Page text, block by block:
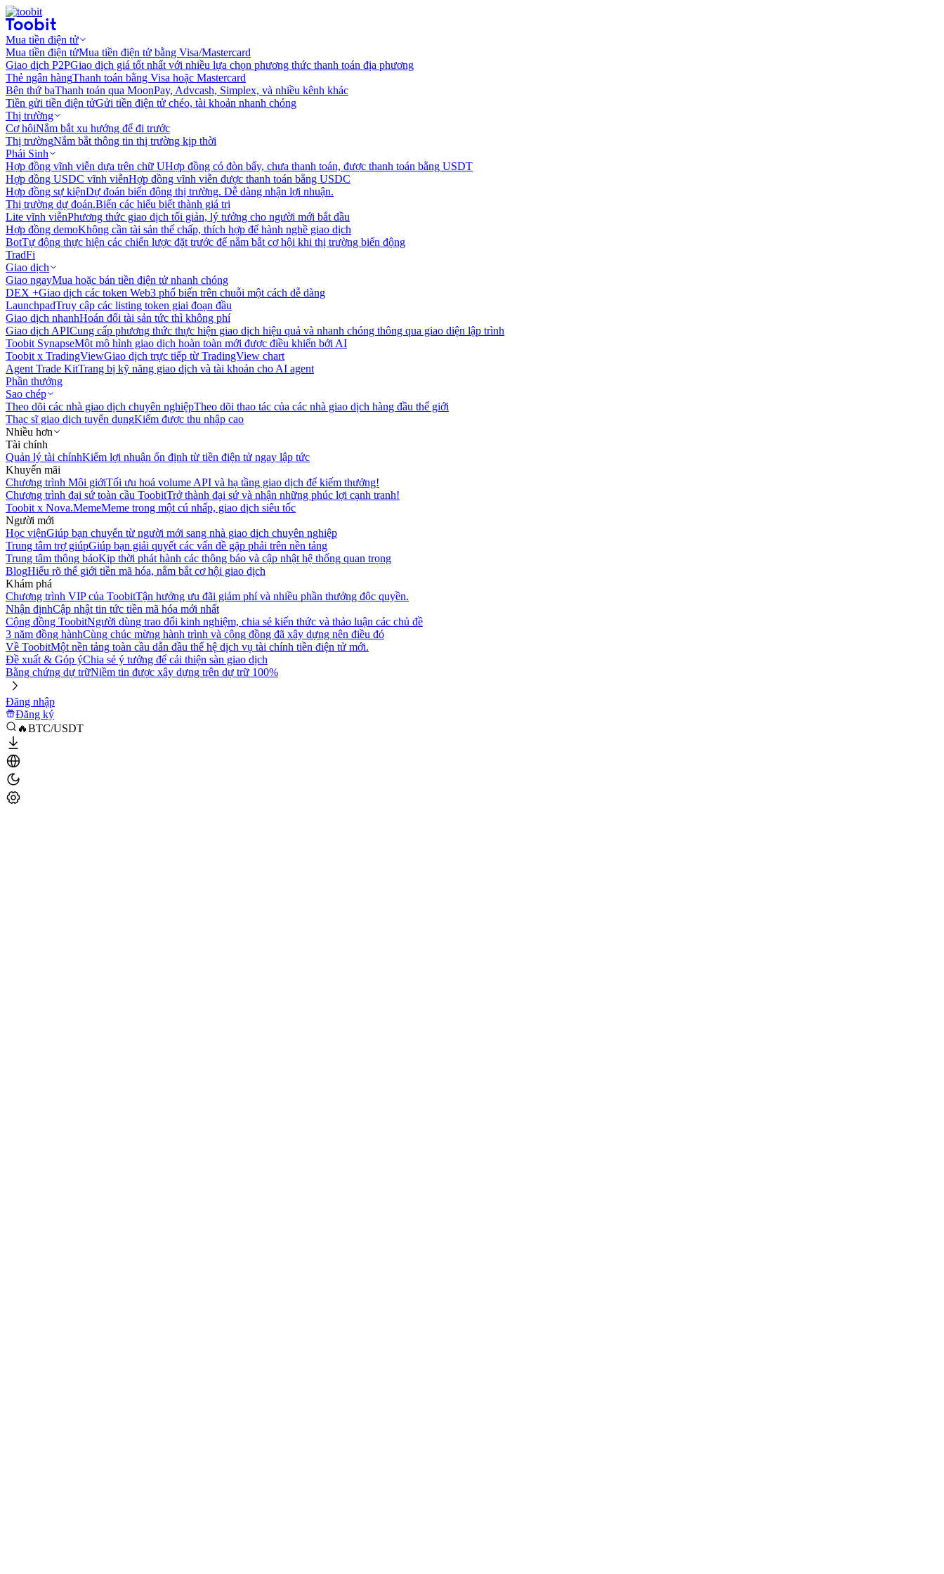
Mua tiền điện tử
Mua tiền điện tửMua tiền điện tử bằng Visa/Mastercard
Giao dịch P2PGiao dịch giá tốt nhất với nhiều lựa chọn phương thức thanh toán địa phương
Thẻ ngân hàngThanh toán bằng Visa hoặc Mastercard
Bên thứ baThanh toán qua MoonPay, Advcash, Simplex, và nhiều kênh khác
Tiền gửi tiền điện tửGửi tiền điện tử chéo, tài khoản nhanh chóng
Thị trường
Cơ hộiNắm bắt xu hướng để đi trước
Thị trườngNắm bắt thông tin thị trường kịp thời
Phái Sinh
Hợp đồng vĩnh viễn dựa trên chữ UHợp đồng có đòn bẩy, chưa thanh toán, được thanh toán bằng USDT
Hợp đồng USDC vĩnh viễnHợp đồng vĩnh viễn được thanh toán bằng USDC
Hợp đồng sự kiệnDự đoán biến động thị trường. Dễ dàng nhận lợi nhuận.
Thị trường dự đoán.Biến các hiểu biết thành giá trị
Lite vĩnh viễnPhương thức giao dịch tối giản, lý tưởng cho người mới bắt đầu
Hợp đồng demoKhông cần tài sản thế chấp, thích hợp để hành nghề giao dịch
BotTự động thực hiện các chiến lược đặt trước để nắm bắt cơ hội khi thị trường biến động
TradFi
Giao dịch
Giao ngayMua hoặc bán tiền điện tử nhanh chóng
DEX +Giao dịch các token Web3 phổ biến trên chuỗi một cách dễ dàng
LaunchpadTruy cập các listing token giai đoạn đầu
Giao dịch nhanhHoán đổi tài sản tức thì không phí
Giao dịch APICung cấp phương thức thực hiện giao dịch hiệu quả và nhanh chóng thông qua giao diện lập trình
Toobit SynapseMột mô hình giao dịch hoàn toàn mới được điều khiển bởi AI
Toobit x TradingViewGiao dịch trực tiếp từ TradingView chart
Agent Trade KitTrang bị kỹ năng giao dịch và tài khoản cho AI agent
Phần thưởng
Sao chép
Theo dõi các nhà giao dịch chuyên nghiệpTheo dõi thao tác của các nhà giao dịch hàng đầu thế giới
Thạc sĩ giao dịch tuyển dụngKiếm được thu nhập cao
Nhiều hơn
Tài chính
Quản lý tài chínhKiếm lợi nhuận ổn định từ tiền điện tử ngay lập tức
Khuyến mãi
Chương trình Môi giớiTối ưu hoá volume API và hạ tầng giao dịch để kiếm thưởng!
Chương trình đại sứ toàn cầu ToobitTrở thành đại sứ và nhận những phúc lợi cạnh tranh!
Toobit x Nova.MemeMeme trong một cú nhấp, giao dịch siêu tốc
Người mới
Học việnGiúp bạn chuyển từ người mới sang nhà giao dịch chuyên nghiệp
Trung tâm trợ giúpGiúp bạn giải quyết các vấn đề gặp phải trên nền tảng
Trung tâm thông báoKịp thời phát hành các thông báo và cập nhật hệ thống quan trọng
BlogHiểu rõ thế giới tiền mã hóa, nắm bắt cơ hội giao dịch
Khám phá
Chương trình VIP của ToobitTận hưởng ưu đãi giảm phí và nhiều phần thưởng độc quyền.
Nhận địnhCập nhật tin tức tiền mã hóa mới nhất
Cộng đồng ToobitNgười dùng trao đổi kinh nghiệm, chia sẻ kiến thức và thảo luận các chủ đề
3 năm đồng hànhCùng chúc mừng hành trình và cộng đồng đã xây dựng nên điều đó
Về ToobitMột nền tảng toàn cầu dẫn đầu thế hệ dịch vụ tài chính tiền điện tử mới.
Đề xuất & Góp ýChia sẻ ý tưởng để cải thiện sàn giao dịch
Bằng chứng dự trữNiềm tin được xây dựng trên dự trữ 100%
Đăng nhập
Đăng ký
🔥BTC/USDT